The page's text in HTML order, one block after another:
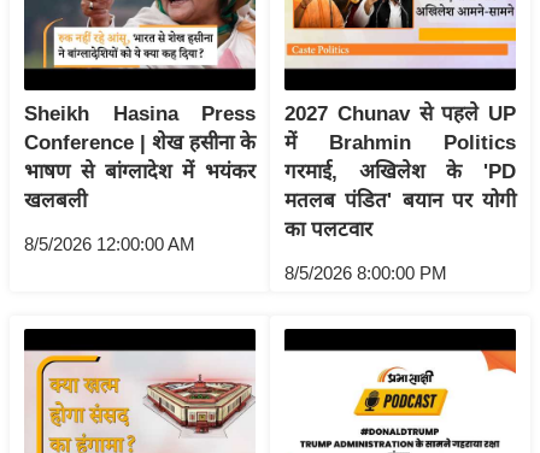
शि
फ
ल
वि
शे
ष
वि
श्ले
डिं
Sheikh Hasina Press
Conference | शेख हसीना के
भाषण से बांग्लादेश में भयंकर
खलबली
8/5/2026 12:00:00 AM
2027 Chunav से पहले UP
में Brahmin Politics
गरमाई, अखिलेश के 'PD
मतलब पंडित' बयान पर योगी
का पलटवार
8/5/2026 8:00:00 PM